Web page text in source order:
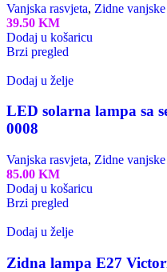
Vanjska rasvjeta, Zidne
39.50 KM
Dodaj u košaricu
Brzi pregled
Dodaj u želje
LED solarna lampa sa
0008
Vanjska rasvjeta, Zidne
85.00 KM
Dodaj u košaricu
Brzi pregled
Dodaj u želje
Zidna lampa E27